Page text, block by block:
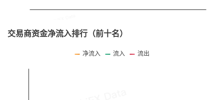
交易商资金净流入排行（前十名）